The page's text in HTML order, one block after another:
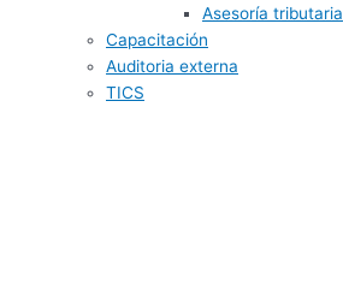
Asesoría tributaria
Capacitación
Auditoria externa
TICS